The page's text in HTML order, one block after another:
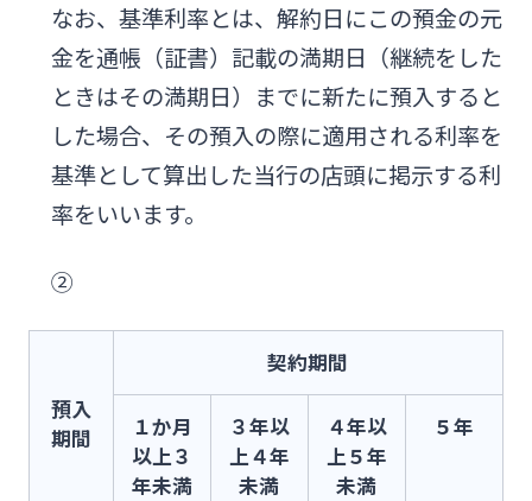
なお、基準利率とは、解約日にこの預金の元
金を通帳（証書）記載の満期日（継続をした
ときはその満期日）までに新たに預入すると
した場合、その預入の際に適用される利率を
基準として算出した当行の店頭に掲示する利
率をいいます。
②
預入
期間
契約期間
１か月
以上３
年未満
３年以
上４年
未満
４年以
上５年
未満
５年